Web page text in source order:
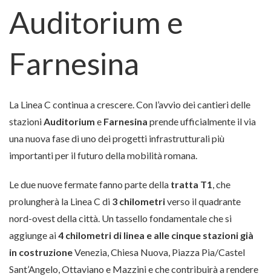
Auditorium e
Farnesina
La Linea C continua a crescere. Con l’avvio dei cantieri delle
stazioni Auditorium e Farnesina prende ufficialmente il via
una nuova fase di uno dei progetti infrastrutturali più
importanti per il futuro della mobilità romana.
Le due nuove fermate fanno parte della tratta T1 , che
prolungherà la Linea C di 3 chilometriverso il quadrante
nord-ovest della città. Un tassello fondamentale che si
aggiunge ai4 chilometri di linea e alle cinque stazioni già
in costruzioneVenezia, Chiesa Nuova, Piazza Pia/Castel
Sant’Angelo, Ottaviano e Mazzini e che contribuirà a rendere